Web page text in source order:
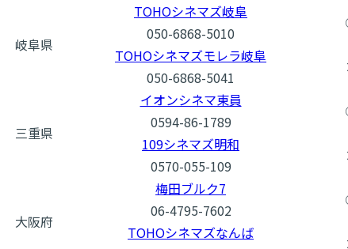
岐阜県
TOHOシネマズ岐阜
050-6868-5010
TOHOシネマズモレラ岐阜
050-6868-5041
三重県
イオンシネマ東員
0594-86-1789
109シネマズ明和
0570-055-109
大阪府
梅田ブルク7
06-4795-7602
TOHOシネマズなんば